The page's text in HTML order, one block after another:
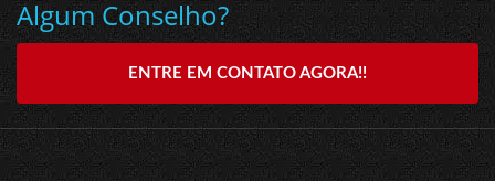
Algum Conselho?
ENTRE EM CONTATO AGORA!!